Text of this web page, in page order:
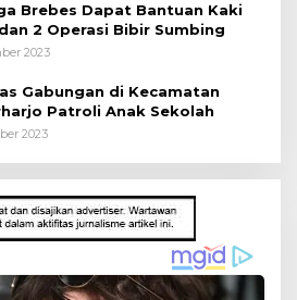
Brebes Dapat Bantuan Kaki
2 Operasi Bibir Sumbing
2023
Gabungan di Kecamatan
Patroli Anak Sekolah
2023